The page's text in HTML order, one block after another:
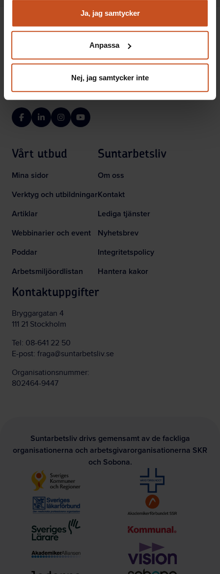
Du kan när som helst återta ditt godkännande genom att
integritet@suntarbetsliv.se.
Ja, jag samtycker
Anpassa
Nej, jag samtycker inte
Suntarbetsliv ger dig inspiration och verktyg
i ditt arbete för friska arbetsplatser
FacebookLinkedInInstagramYouTube
Vårt utbud
Mina sidor
Verktyg och utbildningar
Artiklar
Webbinarier och event
Poddar
Arbetsmiljöordlistan
Suntarbetsliv
Om oss
Kontakt
Lediga tjänster
Nyhetsbrev
Integritetspolicy
Hantera kakor
Kontaktuppgifter
Bryggargatan 4
111 21 Stockholm
Tel: 08-641 22 50
E-post: fraga@suntarbetsliv.se
Organisationsnummer:
802464-9447
Suntarbetsliv drivs gemensamt av de fackliga
organisationerna och arbetsgivarorganisationerna SKR
och Sobona.